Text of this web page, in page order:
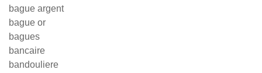
bague argent
bague or
bagues
bancaire
bandouliere